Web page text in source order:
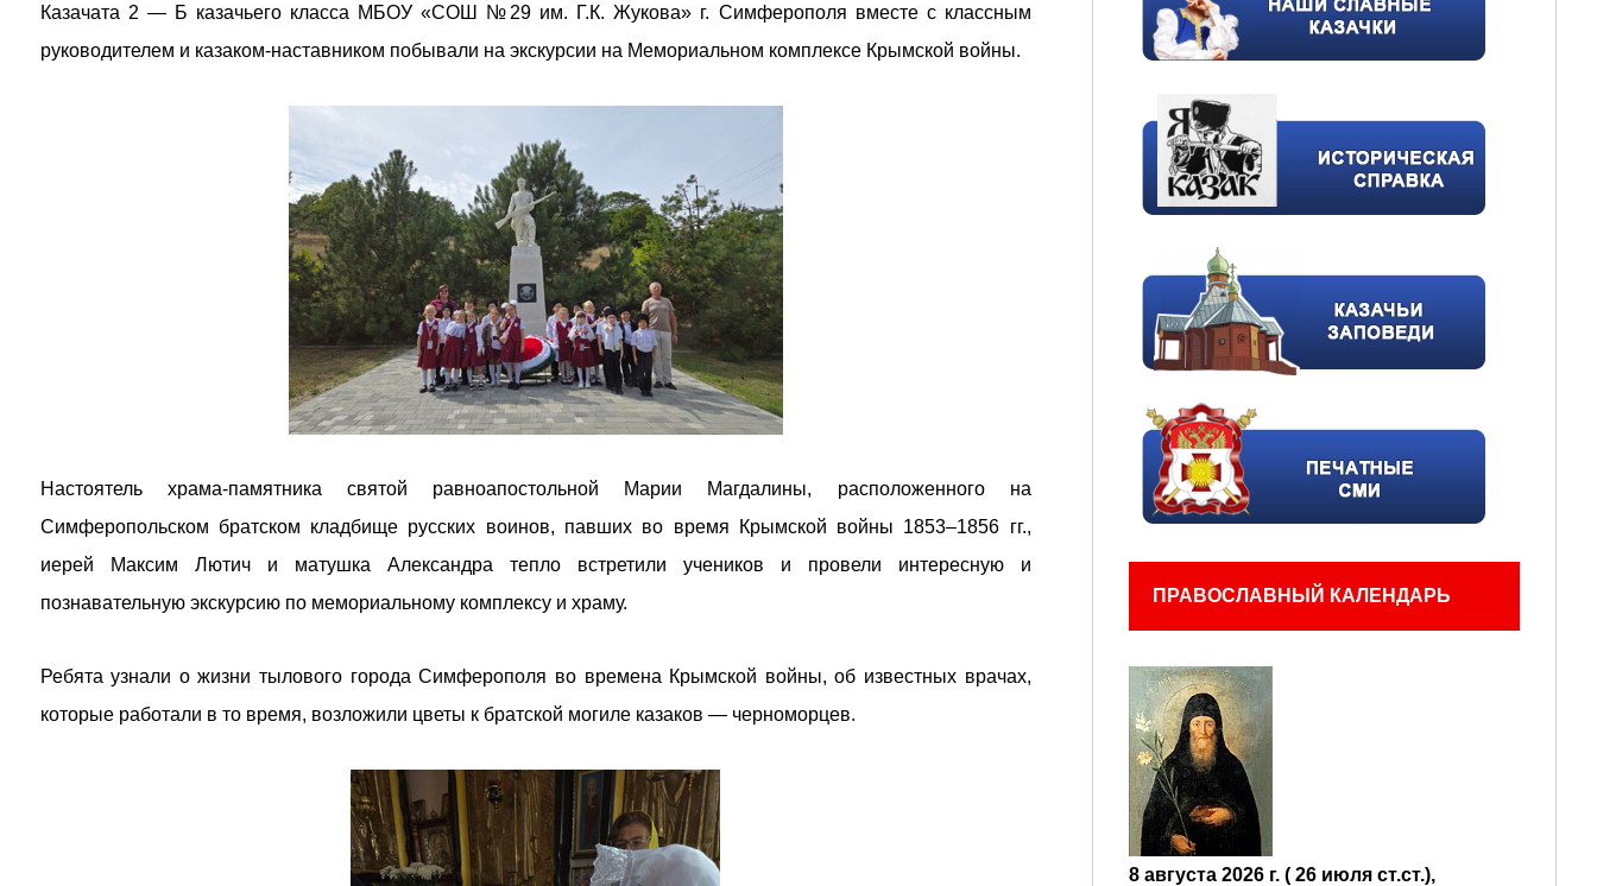
Казачата 2 — Б казачьего класса МБОУ «СОШ №29 им. Г.К. Жукова» г. Симферополя вместе с классным
руководителем и казаком-наставником побывали на экскурсии на Мемориальном комплексе Крымской войны.
Настоятель храма-памятника святой равноапостольной Марии Магдалины, расположенного на
Симферопольском братском кладбище русских воинов, павших во время Крымской войны 1853–1856 гг.,
иерей Максим Лютич и матушка Александра тепло встретили учеников и провели интересную и
познавательную экскурсию по мемориальному комплексу и храму.
Ребята узнали о жизни тылового города Симферополя во времена Крымской войны, об известных врачах,
которые работали в то время, возложили цветы к братской могиле казаков — черноморцев.
ПРАВОСЛАВНЫЙ КАЛЕНДАРЬ
8 августа 2026 г. ( 26 июля ст.ст.),